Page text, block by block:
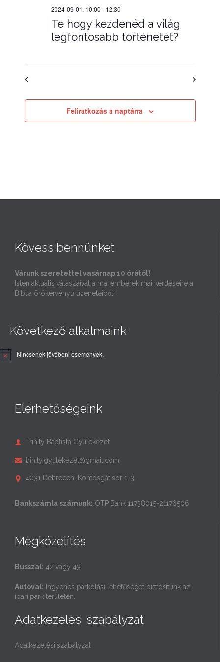
2024-09-01. 10:00 - 12:30
Te hogy kezdenéd a világ
legfontosabb történetét?
Feliratkozás a naptárra
Kövess bennünket
Várunk szeretettel vasárnap 10 órától!
Isten aktuális válaszaival a mai emberek mai kérdéseire a
Biblia örökérvényű üzeneteiből!
Következő alkalmaink
Nincsenek jövőbeni események.
Elérhetőségeink
 Trinity Baptista Gyülekezet
 trinity.gyulekezet@gmail.com
 4031 Debrecen, Köntösgát sor 1-3.
Bankszámla számunk: OTP Bank 11738015-21176506
Megközelítés
Busszal: 42 vagy 43
Autóval: Ingyenes parkolási lehetőséget biztosítunk az
ipari park területén.
Adatkezelési szabályzat
Adatkezelési szabályzat